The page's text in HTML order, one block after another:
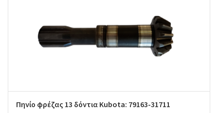
Πηνίο φρέζας 13 δόντια Kubota: 79163-31711